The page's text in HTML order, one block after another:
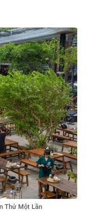
Thử Một Lần